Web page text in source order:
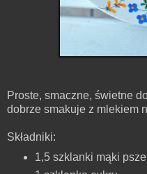
Proste, smaczne, świetne
dobrze smakuje z mlekiem
Składniki:
1,5 szklanki mąki